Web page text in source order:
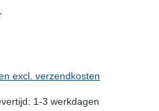
excl. verzendkosten
1-3 werkdagen